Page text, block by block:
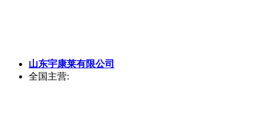
山东宇康莱有限公司
全国主营: